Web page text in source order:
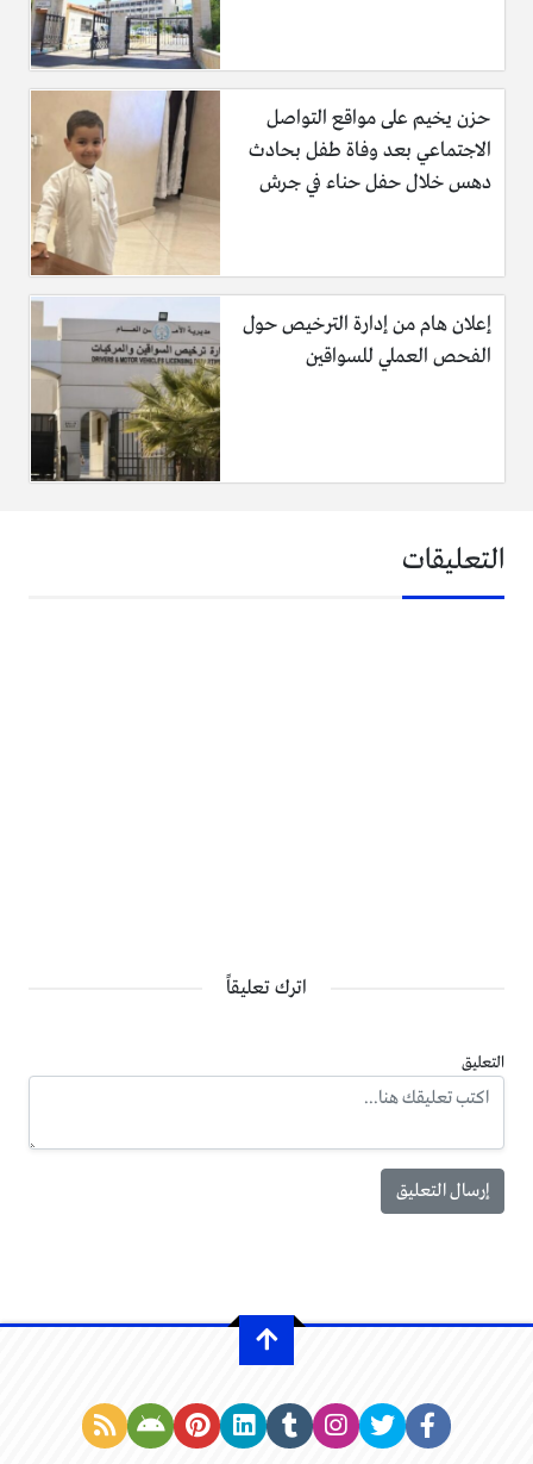
حزن يخيم على مواقع التواصل
الاجتماعي بعد وفاة طفل بحادث
دهس خلال حفل حناء في جرش
إعلان هام من إدارة الترخيص حول
الفحص العملي للسواقين
التعليقات
اترك تعليقاً
التعليق